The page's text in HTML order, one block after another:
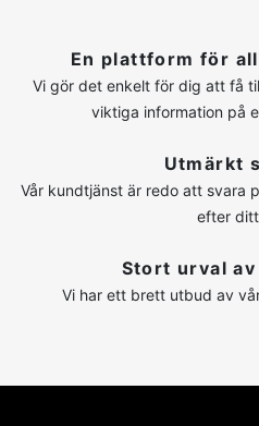
En plattform för
Vi gör det enkelt för dig att få
viktiga information på
Utmärkt
Vår kundtjänst är redo att svara
efter
Stort urval
Vi har ett brett utbud av